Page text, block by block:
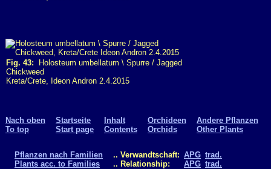
Fig. 43: Holosteum umbellatum \ Spurre / Jagged
Chickweed
Kreta/Crete, Ideon Andron 2.4.2015
Nach oben
To top
Startseite
Start page
Inhalt
Contents
Orchideen
Orchids
Andere Pflanzen
Other Plants
Pflanzen nach Familien
Plants acc. to Families
.. Verwandtschaft:
.. Relationship:
APG
APG
trad.
trad.